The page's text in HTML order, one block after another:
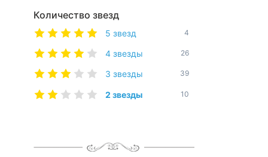
Количество звезд
5 звезд 4
4 звезды 26
3 звезды 39
2 звезды 10